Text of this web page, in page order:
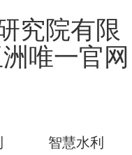
究院有限
唯一官网
智慧水利